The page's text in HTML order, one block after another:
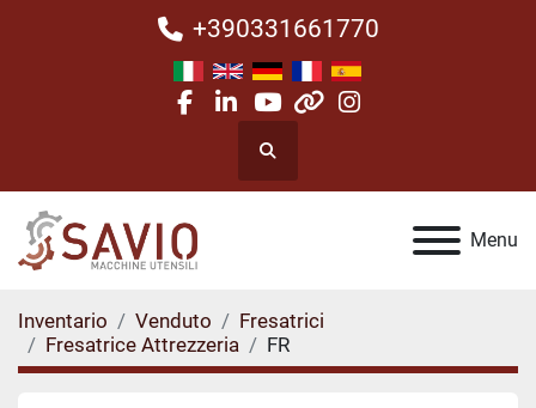
+390331661770
facebook
linkedin
youtube
otherinstagram
Cerca
Menu
Inventario Venduto
Fresatrici
Fresatrice Attrezzeria
FR